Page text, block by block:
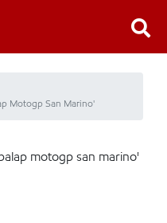
Motogp San Marino'
motogp san marino'